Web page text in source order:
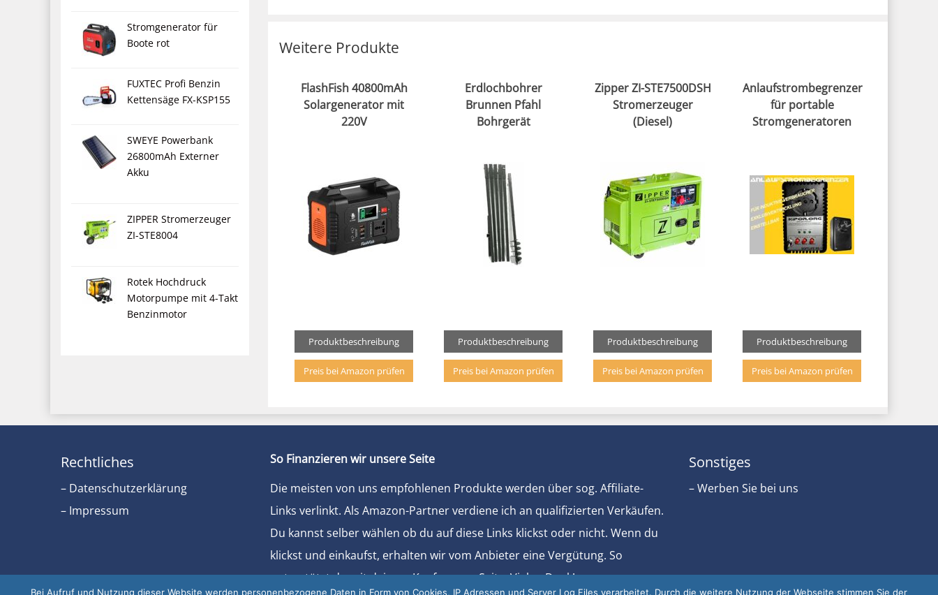
Stromgenerator für
Boote rot
FUXTEC Profi Benzin
Kettensäge FX-KSP155
SWEYE Powerbank
26800mAh Externer
Akku
ZIPPER Stromerzeuger
ZI-STE8004
Rotek Hochdruck
Motorpumpe mit 4-Takt
Benzinmotor
Weitere Produkte
FlashFish 40800mAh
Solargenerator mit
220V
Produktbeschreibung
Preis bei Amazon prüfen
Erdlochbohrer
Brunnen Pfahl
Bohrgerät
Produktbeschreibung
Preis bei Amazon prüfen
Zipper ZI-STE7500DSH
Stromerzeuger
(Diesel)
Produktbeschreibung
Preis bei Amazon prüfen
Anlaufstrombegrenzer
für portable
Stromgeneratoren
Produktbeschreibung
Preis bei Amazon prüfen
Rechtliches
– Datenschutzerklärung
– Impressum
So Finanzieren wir unsere Seite
Die meisten von uns empfohlenen Produkte werden über sog. Affiliate-
Links verlinkt. Als Amazon-Partner verdiene ich an qualifizierten Verkäufen.
Du kannst selber wählen ob du auf diese Links klickst oder nicht. Wenn du
klickst und einkaufst, erhalten wir vom Anbieter eine Vergütung. So
unterstützt du mit deinem Kauf unsere Seite. Vielen Dank!
Sonstiges
– Werben Sie bei uns
Bei Aufruf und Nutzung dieser Website werden personenbezogene Daten in Form von Cookies, IP Adressen und Server Log Files verarbeitet. Durch die weitere Nutzung der Webseite stimmen Sie der